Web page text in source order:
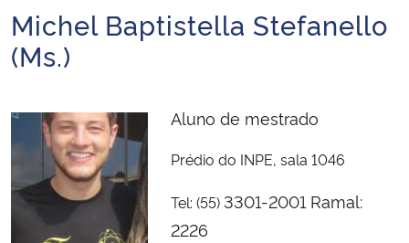
Ministério da Infraestrutura
Ministério da Educação
Ministério da Cidadania
Ministério da Saúde
Início do conteúdo
Michel Baptistella Stefanello
(Ms.)
Aluno de mestrado
Prédio do INPE, sala 1046
Tel: (55) 3301-2001 Ramal:
2226